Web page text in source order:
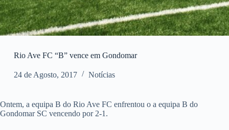
Rio Ave FC “B” vence em Gondomar
24 de Agosto, 2017 Notícias
Ontem, a equipa B do Rio Ave FC enfrentou o a equipa B do
Gondomar SC vencendo por 2-1.